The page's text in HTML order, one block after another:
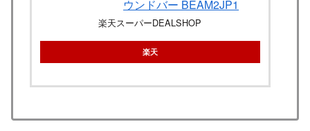
ウンドバー BEAM2JP1
楽天スーパーDEALSHOP
楽天